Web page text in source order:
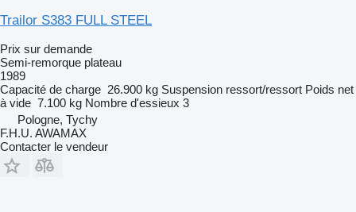
Trailor S383 FULL STEEL
Prix sur demande
Semi-remorque plateau
1989
Capacité de charge 26.900 kg Suspension ressort/ressort Poids net
à vide 7.100 kg Nombre d'essieux 3
Pologne, Tychy
F.H.U. AWAMAX
Contacter le vendeur